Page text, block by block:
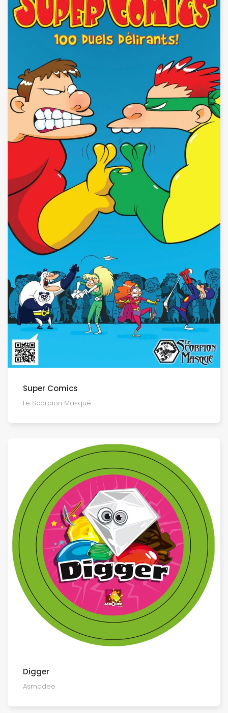
Super Comics
Le Scorpion Masqué
Digger
Asmodee